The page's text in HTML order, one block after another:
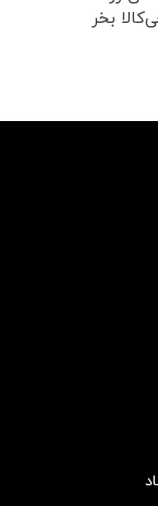
بخر